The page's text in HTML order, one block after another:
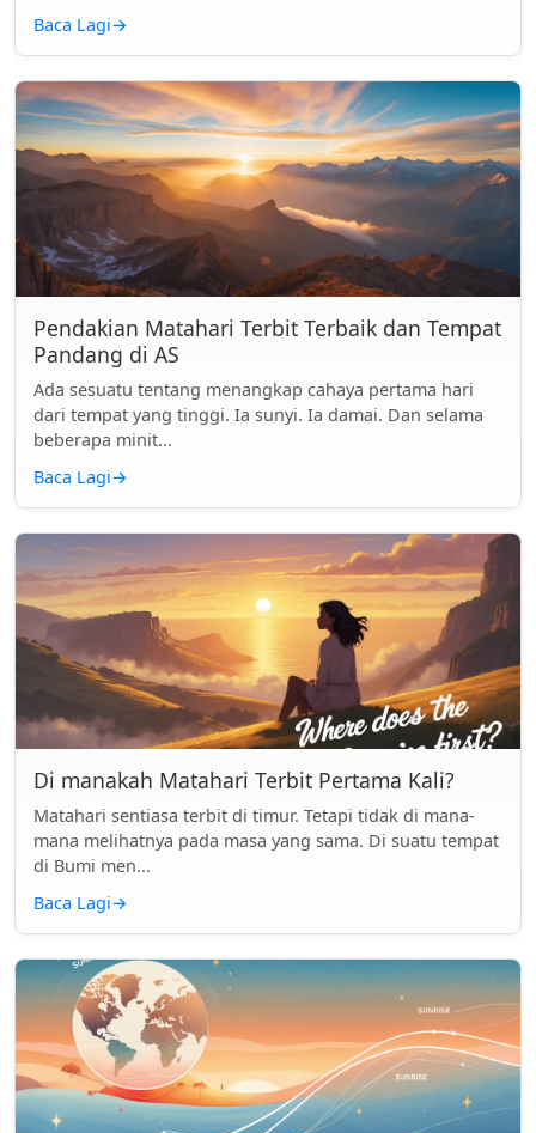
Baca Lagi→
Pendakian Matahari Terbit Terbaik dan Tempat
Pandang di AS
Ada sesuatu tentang menangkap cahaya pertama hari
dari tempat yang tinggi. Ia sunyi. Ia damai. Dan selama
beberapa minit...
Baca Lagi→
Di manakah Matahari Terbit Pertama Kali?
Matahari sentiasa terbit di timur. Tetapi tidak di mana-
mana melihatnya pada masa yang sama. Di suatu tempat
di Bumi men...
Baca Lagi→